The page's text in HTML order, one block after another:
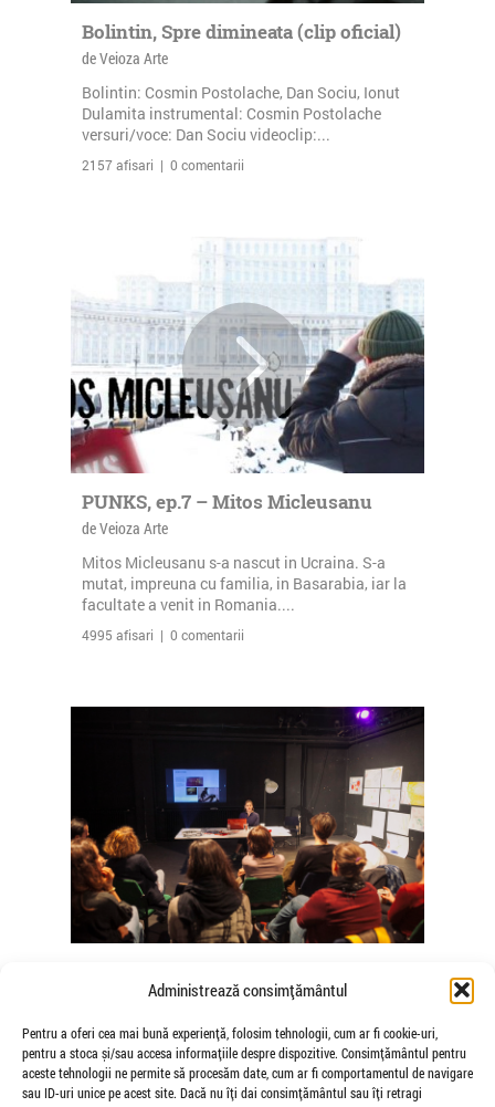
Administrează consimțământul
Pentru a oferi cea mai bună experiență, folosim tehnologii, cum ar fi cookie-uri,
pentru a stoca și/sau accesa informațiile despre dispozitive. Consimțământul pentru
aceste tehnologii ne permite să procesăm date, cum ar fi comportamentul de navigare
sau ID-uri unice pe acest site. Dacă nu îți dai consimțământul sau îți retragi
Bolintin, Spre dimineata (clip oficial)
de Veioza Arte
Bolintin: Cosmin Postolache, Dan Sociu, Ionut
Dulamita instrumental: Cosmin Postolache
versuri/voce: Dan Sociu videoclip:...
2157 afisari | 0 comentarii
PUNKS, ep.7 – Mitos Micleusanu
de Veioza Arte
Mitos Micleusanu s-a nascut in Ucraina. S-a
mutat, impreuna cu familia, in Basarabia, iar la
facultate a venit in Romania....
4995 afisari | 0 comentarii
Somatice susținute de coregrafele
Mădălina Dan și Valentina De Piante
Niculae
de Veioza Arte